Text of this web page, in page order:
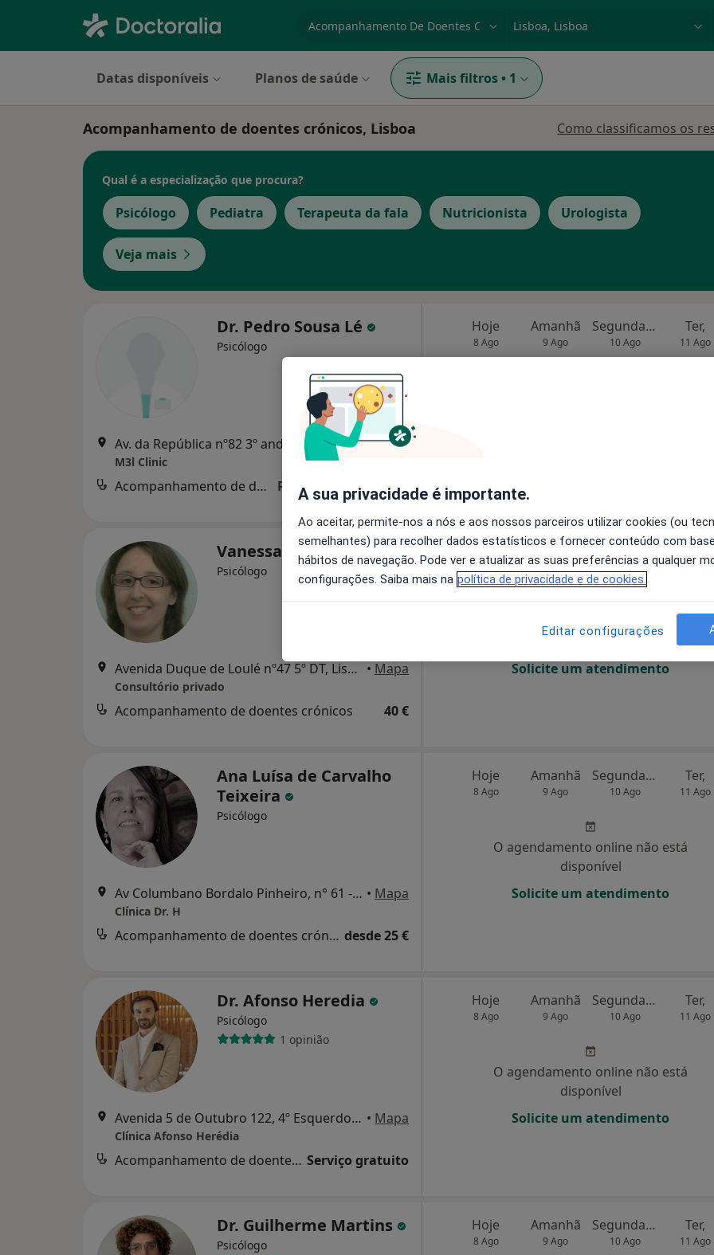
Datas disponíveis Planos de saúde Mais filtros • 1
Acompanhamento de doentes crónicos, Lisboa Como classificamos os
Qual é a especialização que procura?
Psicólogo Pediatra Terapeuta da fala Nutricionista Urologista
Veja mais
Dr. Pedro Sousa Lé
Psicólogo
Av. da República nº82 3º andar (Entrecampos) 1600-205 Lisboa, Lisboa •Mapa
M3l Clinic
Acompanhamento de doentes crónicos Preço não disponível
Hoje
8 Ago
Amanhã
9 Ago
Segunda-feira
10 Ago
Ter,
11 Ago
Vanessa Sofia Diogo
Psicólogo
Avenida Duque de Loulé nº47 5º DT, Lisboa • Mapa
Consultório privado
Acompanhamento de doentes crónicos 40 €
Hoje
8 Ago
Amanhã
9 Ago
Segunda-feira
10 Ago
Ter,
11 Ago
O agendamento online não está
disponível
Solicite um atendimento
Ana Luísa de Carvalho
Teixeira
Psicólogo
Av Columbano Bordalo Pinheiro, n° 61 - C, Consultório 7 , Lisboa • Mapa
Clínica Dr. H
Acompanhamento de doentes crónicos desde 25 €
Hoje
8 Ago
Amanhã
9 Ago
Segunda-feira
10 Ago
Ter,
11 Ago
O agendamento online não está
disponível
Solicite um atendimento
Dr. Afonso Heredia
Psicólogo
1 opinião
Avenida 5 de Outubro 122, 4º Esquerdo, Lisboa • Mapa
Clínica Afonso Herédia
Acompanhamento de doentes crónicos Serviço gratuito
Hoje
8 Ago
Amanhã
9 Ago
Segunda-feira
10 Ago
Ter,
11 Ago
O agendamento online não está
disponível
Solicite um atendimento
Dr. Guilherme Martins
Psicólogo
Hoje
8 Ago
Amanhã
9 Ago
Segunda-feira
10 Ago
Ter,
11 Ago
A sua privacidade é importante.
Ao aceitar, permite-nos a nós e aos nossos parceiros utilizar cookies (ou
semelhantes) para recolher dados estatísticos e fornecer conteúdo com
hábitos de navegação. Pode ver e atualizar as suas preferências a qualquer
configurações. Saiba mais na política de privacidade e de cookies.
Editar configurações